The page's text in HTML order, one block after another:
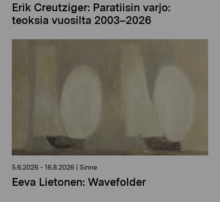
Erik Creutziger: Paratiisin varjo:
teoksia vuosilta 2003–2026
5.6.2026 - 16.8.2026 | Sinne
Eeva Lietonen: Wavefolder